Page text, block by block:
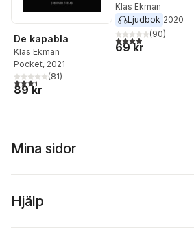
De kapabla
Klas Ekman
Pocket, 2021
3,4utav 5 stjärnor. Totalt antal röster:
(81)
89 kr
Klas Ekman
Ljudbok 2020
3,9utav 5 stjärnor.
(90)
69 kr
Mina sidor
Hjälp